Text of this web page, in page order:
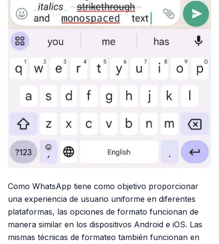
Como WhatsApp tiene como objetivo proporcionar
una experiencia de usuario uniforme en diferentes
plataformas, las opciones de formato funcionan de
manera similar en los dispositivos Android e iOS. Las
mismas técnicas de formateo también funcionan en